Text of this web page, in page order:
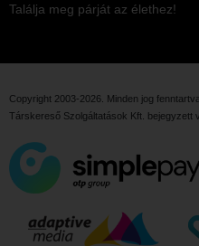
Találja meg párját az élethez!
Copyright 2003-2026. Minden jog
Társkereső Szolgáltatások Kft. bejegyzett